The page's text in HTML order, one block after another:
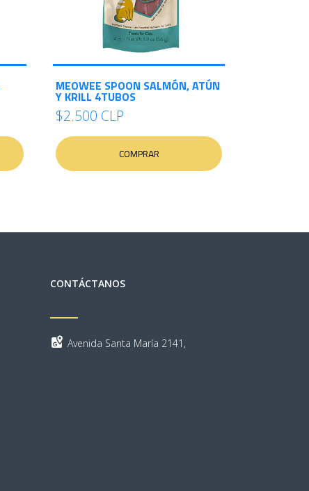
MEOWEE SPOON SALMÓN, ATÚN
Y KRILL 4TUBOS
$2.500 CLP
COMPRAR
CONTÁCTANOS
Avenida Santa María 2141,